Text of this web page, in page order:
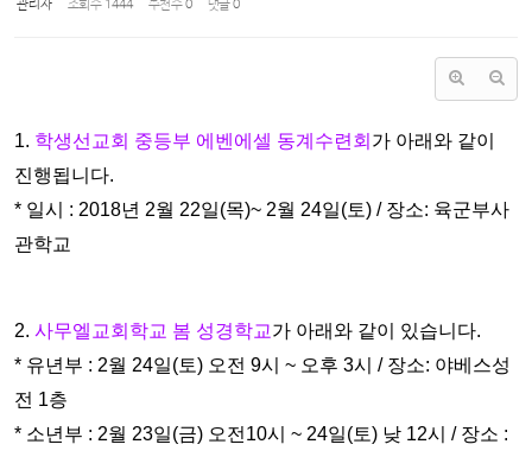
관리자 조회 수 1444 추천 수0 댓글0
1. 학생선교회 중등부 에벤에셀 동계수련회 가 아래와 같이
진행됩니다.
* 일시 : 2018년 2월 22일(목)~ 2월 24일(토) / 장소: 육군부사
관학교
2. 사무엘교회학교 봄 성경학교가 아래와 같이 있습니다.
* 유년부 : 2월 24일(토) 오전 9시 ~ 오후 3시 / 장소: 야베스성
전 1층
* 소년부 : 2월 23일(금) 오전10시 ~ 24일(토) 낮 12시 / 장소 :